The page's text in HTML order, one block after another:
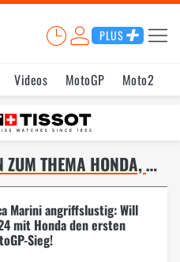
PLUS
Videos MotoGP Moto2
AKTUELLE NACHRICHTEN ZUM THEMA HONDA, MOTOGP – SEITE 9
Marini angriffslustig: Will
mit Honda den ersten
Sieg!